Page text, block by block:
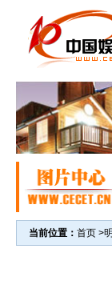
当前位置： 首页 >